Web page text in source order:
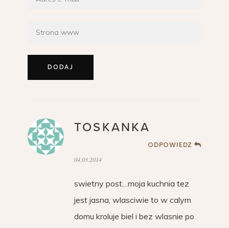
TOSKANKA
ODPOWIEDZ
04.03.2014
swietny post…moja kuchnia tez
jest jasna, wlasciwie to w calym
domu kroluje biel i bez wlasnie po